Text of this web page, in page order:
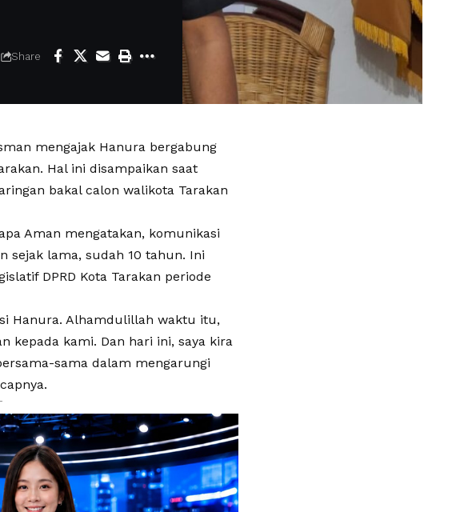
Share
mengajak Hanura bergabung
Hal ini disampaikan saat
bakal calon walikota Tarakan
Aman mengatakan, komunikasi
sejak lama, sudah 10 tahun. Ini
DPRD Kota Tarakan periode
Hanura. Alhamdulillah waktu itu,
kepada kami. Dan hari ini, saya kira
sama dalam mengarungi